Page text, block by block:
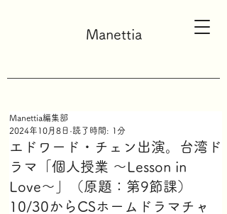
Manettia
エドワード・チェン出演。台湾ド
ラマ「個人授業 ～Lesson in
Love～」（原題：第9節課）
10/30からCSホームドラマチャ
Manettia編集部
2024年10月8日 読了時間: 1分